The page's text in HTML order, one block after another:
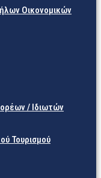
Οικονομικών
/ Ιδιωτών
Τουρισμού